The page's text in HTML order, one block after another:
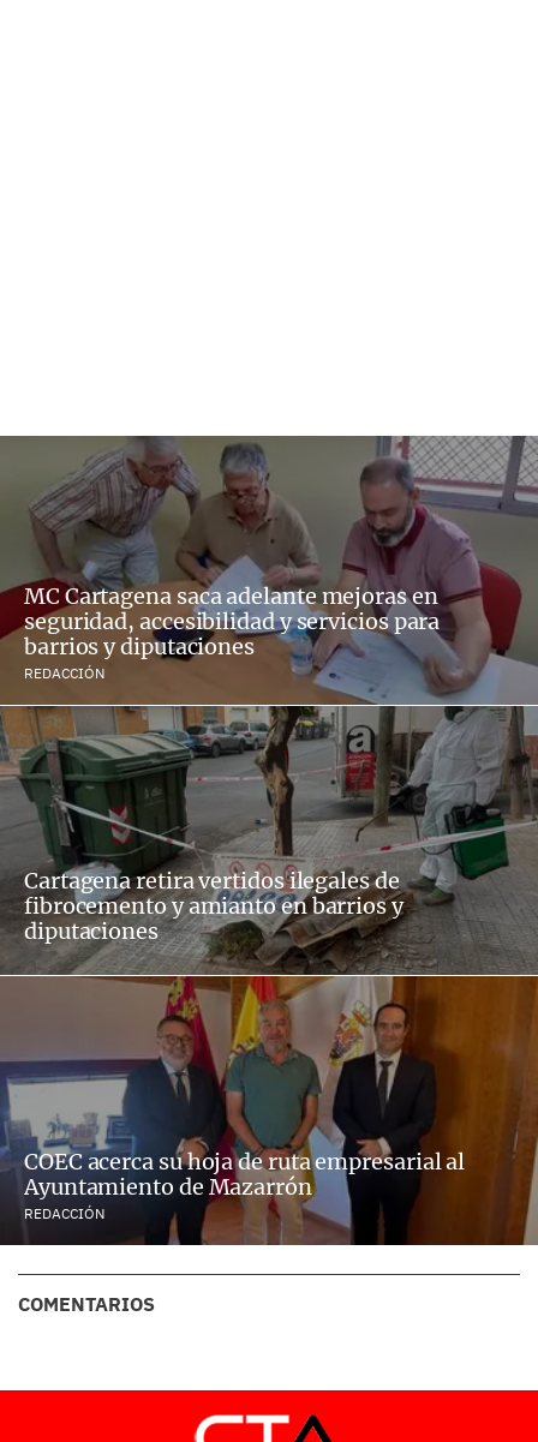
MC Cartagena saca adelante mejoras en
seguridad, accesibilidad y servicios para
barrios y diputaciones
REDACCIÓN
Cartagena retira vertidos ilegales de
fibrocemento y amianto en barrios y
diputaciones
COEC acerca su hoja de ruta empresarial al
Ayuntamiento de Mazarrón
REDACCIÓN
COMENTARIOS